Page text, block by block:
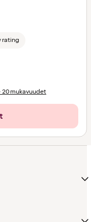
rating
20 mukavuudet